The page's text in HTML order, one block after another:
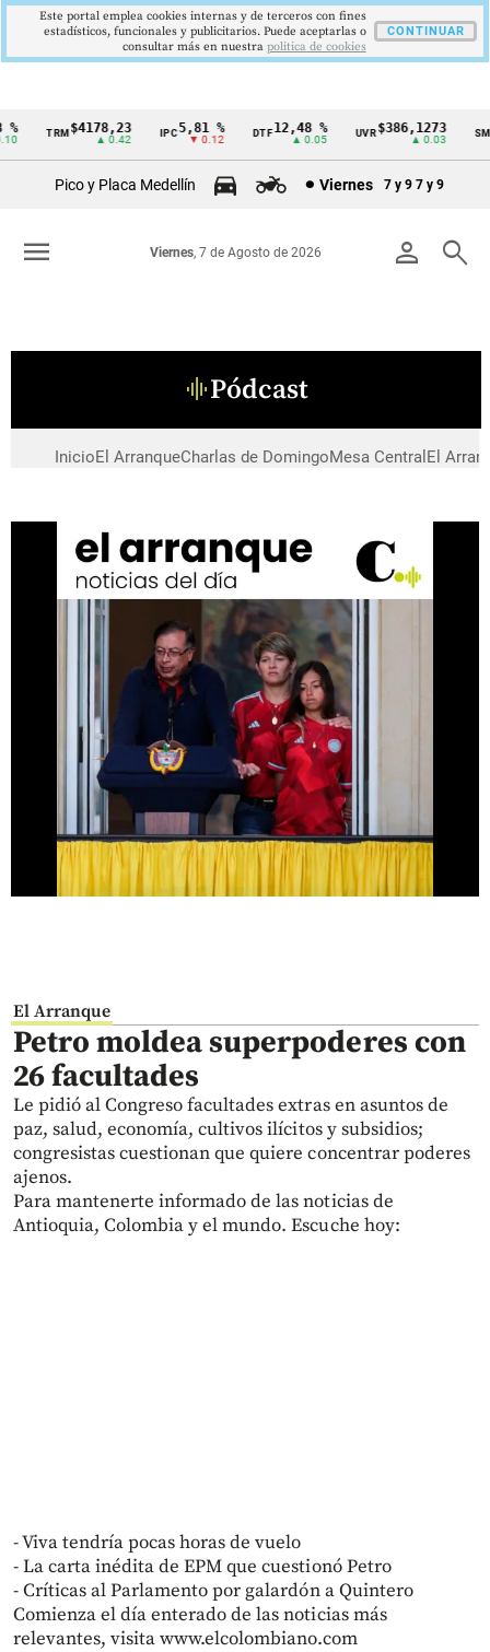
Cintillo
Colombia
TRM$4178,23
▲ 0.42
IPC5,81 %
▼ 0.12
DTF12,48 %
▲ 0.05
UVR$386,1273
▲ 0.03
Pico y Placa Medellín Viernes 7 y 9 7 y 9
person search
Viernes, 7 de Agosto de 2026
menu
graphic_eqPódcast
InicioEl ArranqueCharlas de DomingoMesa Central El
El Arranque
Petro moldea superpoderes con
26 facultades
Le pidió al Congreso facultades extras en asuntos de
paz, salud, economía, cultivos ilícitos y subsidios;
congresistas cuestionan que quiere concentrar poderes
ajenos.
Para mantenerte informado de las noticias de
Antioquia, Colombia y el mundo. Escuche hoy:
- Viva tendría pocas horas de vuelo
- La carta inédita de EPM que cuestionó Petro
- Críticas al Parlamento por galardón a Quintero
Comienza el día enterado de las noticias más
relevantes, visita www.elcolombiano.com
Este portal emplea cookies internas y de terceros con fines
estadísticos, funcionales y publicitarios. Puede aceptarlas o
consultar más en nuestra politica de cookies
CONTINUAR